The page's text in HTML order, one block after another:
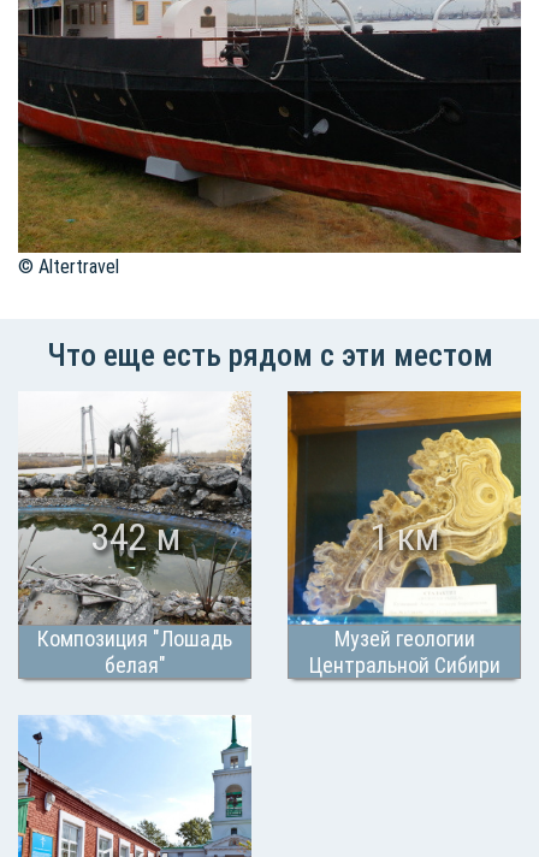
© Altertravel
Что еще есть рядом с эти местом
Композиция "Лошадь
белая"
342 м
Музей геологии
Центральной Сибири
1 км